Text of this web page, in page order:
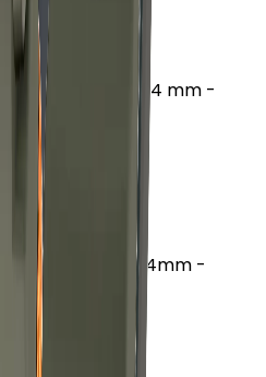
- Alüminyum - 44 mm -
- Alüminyum - 44mm -